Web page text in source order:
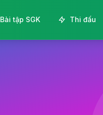
Bài tập SGK Thi đấu